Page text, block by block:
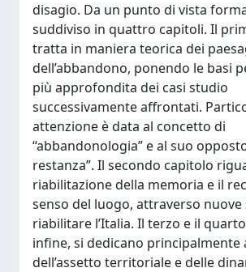
disagio. Da un punto di vista
suddiviso in quattro capitoli. Il
tratta in maniera teorica dei
dell’abbandono, ponendo le basi
più approfondita dei casi studio
successivamente affrontati.
attenzione è data al concetto di
“abbandonologia” e al suo
restanza”. Il secondo capitolo
riabilitazione della memoria e il
senso del luogo, attraverso
riabilitare l’Italia. Il terzo e il
infine, si dedicano principalmente
dell’assetto territoriale e delle